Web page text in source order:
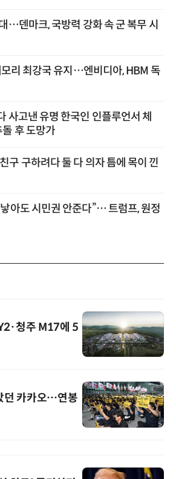
…덴마크, 국방력 강화 속 군 복무 시
모리 최강국 유지…엔비디아, HBM 독
사고낸 유명 한국인 인플루언서 체
후 도망가
구 구하려다 둘 다 의자 틈에 목이 낀
아도 시민권 안준다”… 트럼프, 원정
청주 M17에 5
던 카카오…연봉